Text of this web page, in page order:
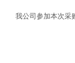
我公司参加本次采